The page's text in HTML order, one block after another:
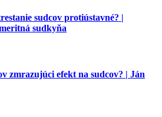
sudcov protiústavné? |
sudkyňa
zmrazujúci efekt na sudcov? | Ján